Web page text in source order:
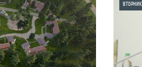
ВТОРНИК
2 705